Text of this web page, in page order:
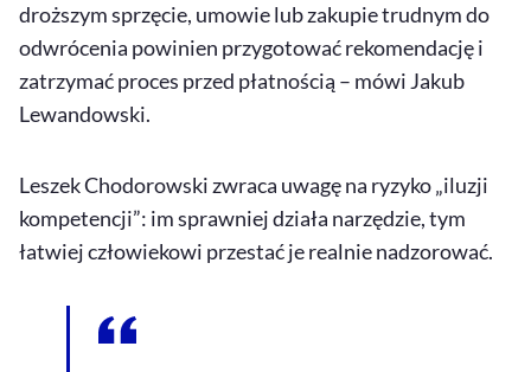
droższym sprzęcie, umowie lub zakupie trudnym do
odwrócenia powinien przygotować rekomendację i
zatrzymać proces przed płatnością – mówi Jakub
Lewandowski.
Leszek Chodorowski zwraca uwagę na ryzyko „iluzji
kompetencji”: im sprawniej działa narzędzie, tym
łatwiej człowiekowi przestać je realnie nadzorować.